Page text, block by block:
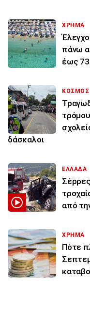
ΧΡΗΜΑ
πάνω
έως
ΚΟΣΜΟΣ
δάσκαλοι
ΕΛΛΑΔΑ
από
ΧΡΗΜΑ
Πότε